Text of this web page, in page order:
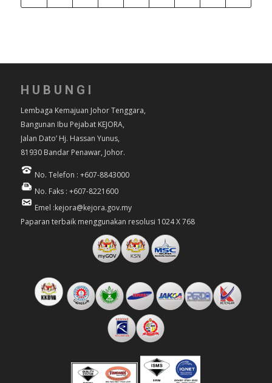
HUBUNGI
Lembaga Kemajuan Johor Tenggara,
Bangunan Ibu Pejabat KEJORA,
Jalan Dato’ Hj. Hassan Yunus,
81930 Bandar Penawar, Johor.
No. Telefon : +607-8843000
No. Faks : +607-8221600
Emel :kejora@kejora.gov.my
Paparan terbaik menggunakan resolusi 1024 X 768